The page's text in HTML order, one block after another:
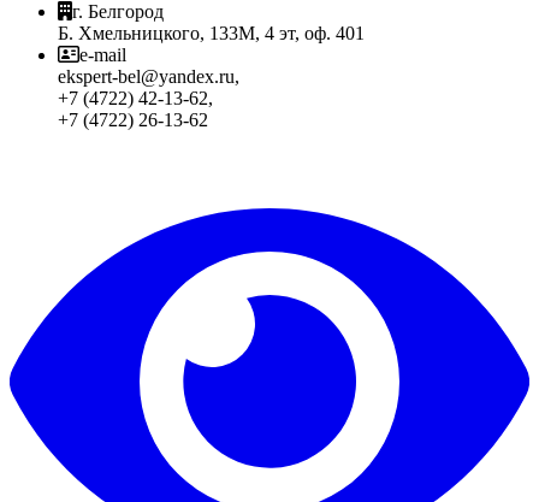
г. Белгород
Б. Хмельницкого, 133М, 4 эт, оф. 401
e-mail
ekspert-bel@yandex.ru,
+7 (4722) 42-13-62,
+7 (4722) 26-13-62